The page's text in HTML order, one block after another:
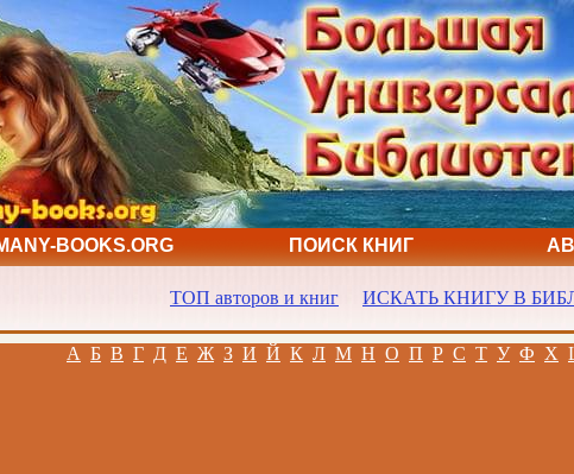
BOOKS.ORG ПОИСК КНИГ
ТОП авторов и книг ИСКАТЬ КНИГУ В
А Б В Г Д Е Ж З И Й К Л М Н О П Р С Т У Ф Х